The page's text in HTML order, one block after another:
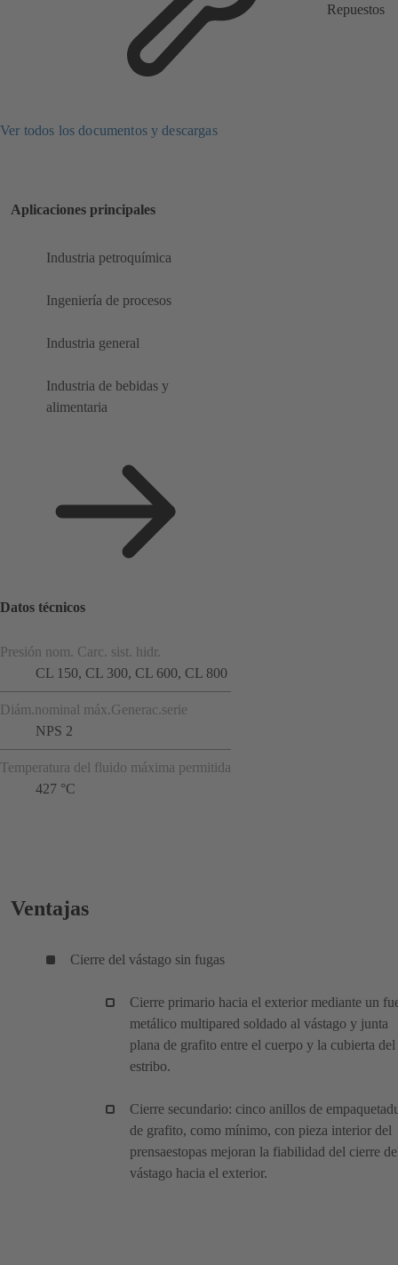
Repuestos
Ver todos los documentos y descargas
Aplicaciones principales
Industria petroquímica
Ingeniería de procesos
Industria general
Industria de bebidas y
alimentaria
Datos técnicos
Presión nom. Carc. sist. hidr.
CL 150, CL 300, CL 600, CL 800
Diám.nominal máx.Generac.serie
NPS 2
Temperatura del fluido máxima permitida
427 °C
Ventajas
Cierre del vástago sin fugas
Cierre primario hacia el exterior mediante un
metálico multipared soldado al vástago y junta
plana de grafito entre el cuerpo y la cubierta del
estribo.
Cierre secundario: cinco anillos de
de grafito, como mínimo, con pieza interior del
prensaestopas mejoran la fiabilidad del cierre
vástago hacia el exterior.